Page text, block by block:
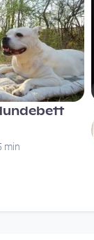
min